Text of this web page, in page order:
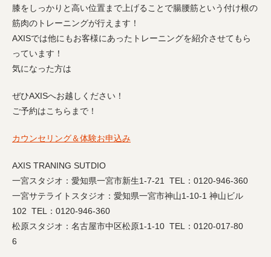
膝をしっかりと高い位置まで上げることで腸腰筋という付け根の
筋肉のトレーニングが行えます！
AXISでは他にもお客様にあったトレーニングを紹介させてもら
っています！
気になった方は
ぜひAXISへお越しください！
ご予約はこちらまで！
カウンセリング＆体験お申込み
AXIS TRANING SUTDIO
一宮スタジオ：愛知県一宮市新生1-7-21 TEL：0120-946-360
一宮サテライトスタジオ：愛知県一宮市神山1-10-1 神山ビル
102 TEL：0120-946-360
松原スタジオ：名古屋市中区松原1-1-10 TEL：0120-017-80
6